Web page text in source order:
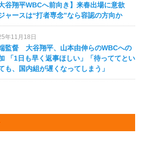
大谷翔平WBCへ前向き】来春出場に意欲
ャースは“打者専念”なら容認の方向か
年11月18日
監督 大谷翔平、山本由伸らのWBCへの
「1日も早く返事ほしい」「待っててとい
も、国内組が遅くなってしまう」